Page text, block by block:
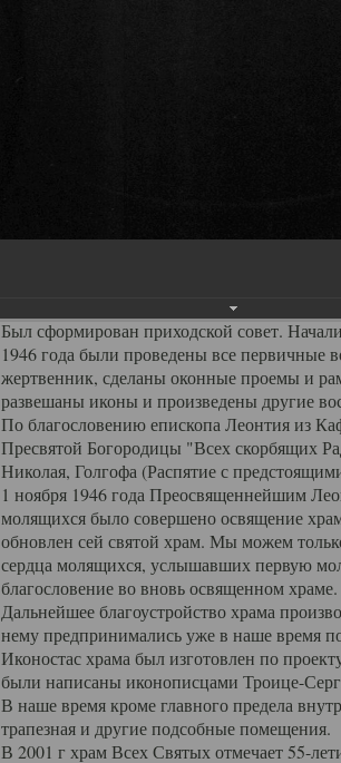
тысяч храмов по всей Руси Великой. В
Есть сведения, что в 30-е годы в здании
можно найти в книге Александра
происшедшей в здании храма в 30-е годы.
между собой множество людей.
приведен в полное запустение. Как
разобраны полы и печи, замурованы окна,
19 октября 1946 года по ходатайству
Первым, после обновления храма,
переведен на место настоятеля храма
кафедрального собора. Отец Серафим
пользовался любовью и уважением
Был сформирован приходской совет.
1946 года были проведены все первичные
жертвенник, сделаны оконные проемы и
развешаны иконы и произведены другие
По благословению епископа Леонтия из
Пресвятой Богородицы "Всех скорбящих
Николая, Голгофа (Распятие с
1 ноября 1946 года Преосвященнейшим
молящихся было совершено освящение
обновлен сей святой храм. Мы можем
сердца молящихся, услышавших первую
благословение во вновь освященном храме.
Дальнейшее благоустройство храма
нему предпринимались уже в наше время
Иконостас храма был изготовлен по
были написаны иконописцами Троице-
В наше время кроме главного предела
трапезная и другие подсобные помещения.
В 2001 г храм Всех Святых отмечает 55-